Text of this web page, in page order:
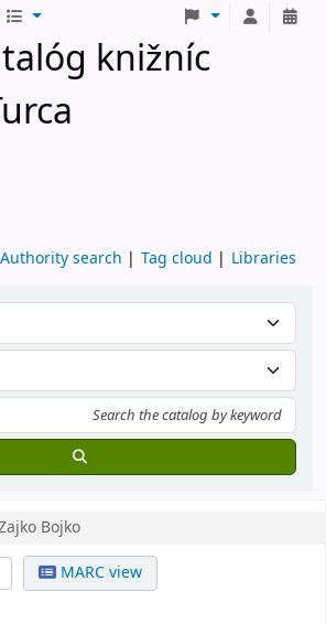
knižníc
Authority search Tag cloud Libraries
Bojko
MARC view